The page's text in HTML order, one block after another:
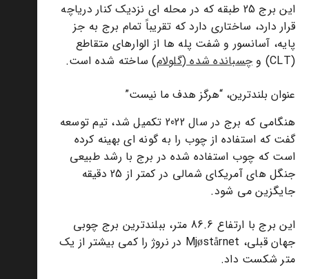
این برج 25 طبقه که در محله ای نزدیک کنار دریاچه
قرار دارد، ساختاری دارد که تقریباً تمام برج به جز
پایه، آسانسور و شفت پله ها از الوارهای متقاطع
(CLT) و
چسبانده شده (گلولام) ساخته شده است.
عنوان بلندترین، “هرگز هدف ما نیست”
هنگامی که برج در سال 2022 تکمیل شد، تیم توسعه
گفت که استفاده از چوب را به گونه ای بهینه کرده
است که چوب استفاده شده در برج با رشد طبیعی
جنگل های آمریکای شمالی در کمتر از 25 دقیقه
جایگزین می شود.
این برج با ارتفاع 86.6 متر، ببلندترین برج چوبی
جهان قبلی، Mjøstårnet در نروژ را کمی بیشتر از یک
متر شکست داد.